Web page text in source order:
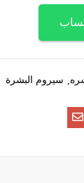
سيروم البشرة